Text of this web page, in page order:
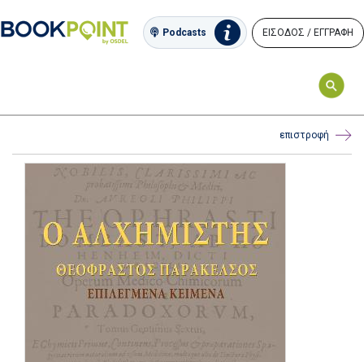
Podcasts ΕΙΣΟΔΟΣ / ΕΓΓΡΑΦΗ
επιστροφή